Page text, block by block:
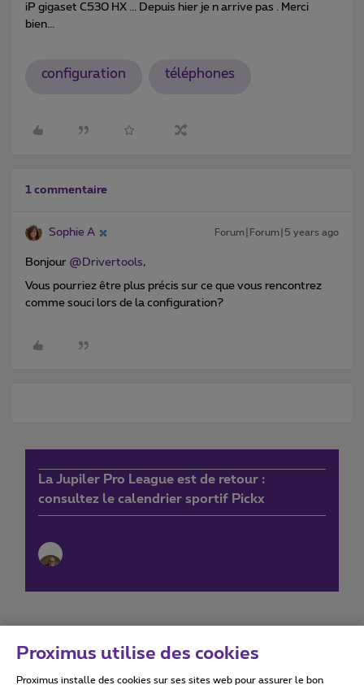
iP gigaset C530 HX ... Depuis hier je n arrive pas . Merci
bien...
configuration téléphones
1 commentaire
Sophie A Forum|Forum|5 years ago
Bonjour @Drivertools,
Vous pourriez être plus précis sur ce que vous rencontrez
comme souci lors de la configuration?
La Jupiler Pro League est de retour :
consultez le calendrier sportif Pickx
Proximus utilise des cookies
Proximus installe des cookies sur ses sites web pour assurer le bon